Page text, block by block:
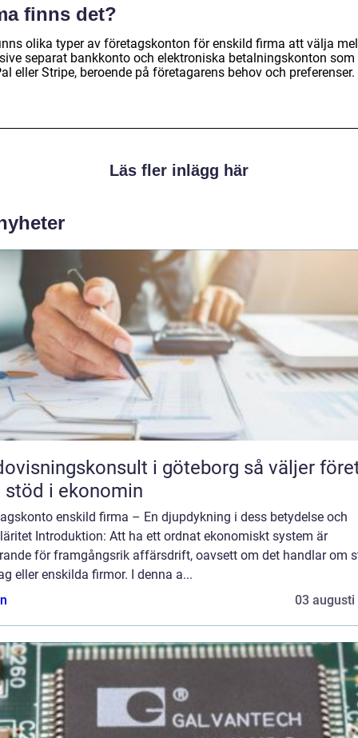
finns det?
olika typer av företagskonton för enskild firma att välja
separat bankkonto och elektroniska betalningskonton som
eller Stripe, beroende på företagarens behov och preferenser.
Läs fler inlägg här
i göteborg så väljer företag
stöd i ekonomin
enskild firma – En djupdykning i dess betydelse och
Introduktion: Att ha ett ordnat ekonomiskt system är
för framgångsrik affärsdrift, oavsett om det handlar om
eller enskilda firmor. I denna a...
03 augusti